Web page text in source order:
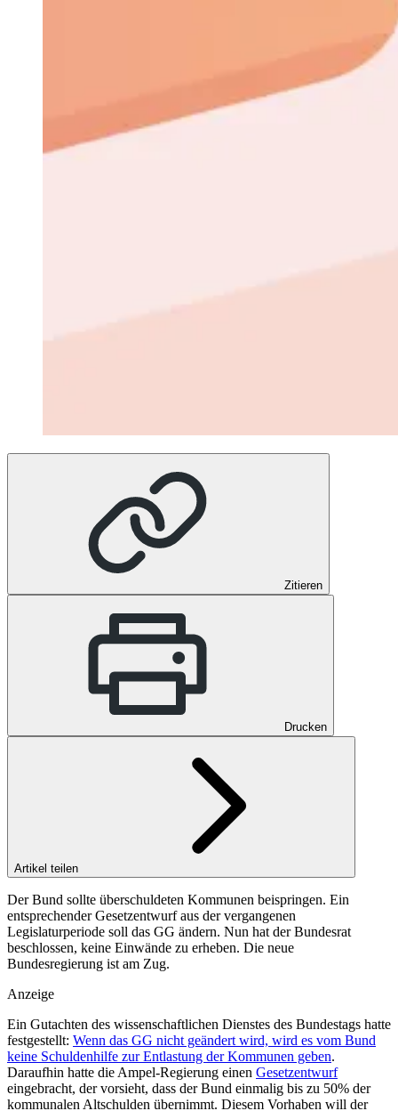
Zitieren
Drucken
Artikel teilen
Der Bund soll­te über­schul­de­ten Kom­mu­nen bei­sprin­gen. Ein
entsprechender Gesetzentwurf aus der vergangenen
Legislaturperiode soll das GG ändern. Nun hat der Bundesrat
beschlossen, keine Einwände zu erheben. Die neue
Bundesregierung ist am Zug.
Anzeige
Ein Gutachten des wissenschaftlichen Dienstes des Bundestags hatte
festgestellt: Wenn das GG nicht geändert wird, wird es vom Bund
keine Schuldenhilfe zur Entlastung der Kommunen geben.
Daraufhin hatte die Ampel-Regierung einen Gesetzentwurf
eingebracht, der vorsieht, dass der Bund einmalig bis zu 50% der
kommunalen Altschulden übernimmt. Diesem Vorhaben will der